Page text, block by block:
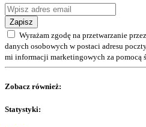
Zapisz
Wyrażam zgodę na przetwarzanie
danych osobowych w postaci adresu
mi informacji marketingowych za
Zobacz również:
Statystyki: